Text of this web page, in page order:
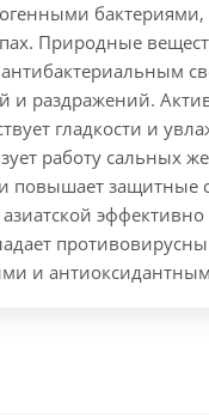
Природные
и раздражений.
гладкости и
работу сальных
повышает защитные
эффективно
и